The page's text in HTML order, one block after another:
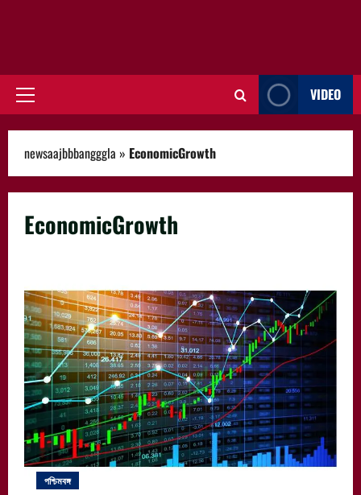
Primary
VIDEO
newsaajbbbangggla » EconomicGrowth
EconomicGrowth
পশ্চিমবঙ্গ